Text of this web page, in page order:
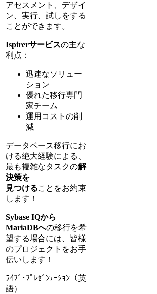
アセスメント、デザイ
ン、実行、試しをする
ことができます。
Ispirerサービスの主な
利点：
迅速なソリュー
ション
優れた移行専門
家チーム
運用コストの削
減
データベース移行にお
ける絶大経験による、
最も複雑なタスクの解
決策を
見つけることをお約束
します！
Sybase IQから
MariaDBへの移行を希
望する場合には、皆様
のプロジェクトをお手
伝いします！
ﾗｲﾌﾞ･ﾌﾟﾚｾﾞﾝﾃｰｼｮﾝ（英
語）